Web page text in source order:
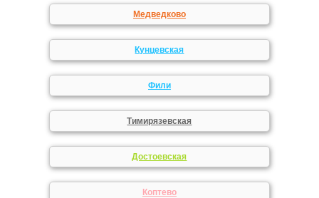
Медведково
Кунцевская
Фили
Тимирязевская
Достоевская
Коптево